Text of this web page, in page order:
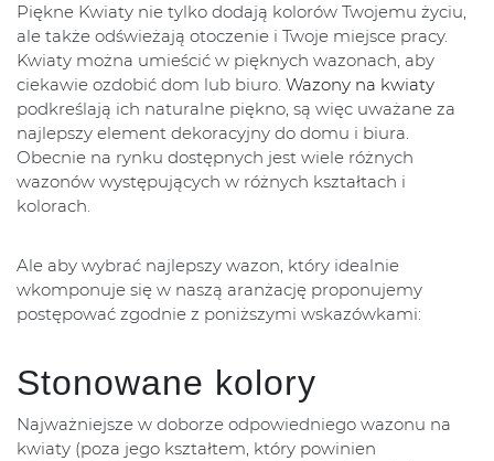
Piękne Kwiaty nie tylko dodają kolorów Twojemu życiu,
ale także odświeżają otoczenie i Twoje miejsce pracy.
Kwiaty można umieścić w pięknych wazonach, aby
ciekawie ozdobić dom lub biuro. Wazony na kwiaty
podkreślają ich naturalne piękno, są więc uważane za
najlepszy element dekoracyjny do domu i biura.
Obecnie na rynku dostępnych jest wiele różnych
wazonów występujących w różnych kształtach i
kolorach.
Ale aby wybrać najlepszy wazon, który idealnie
wkomponuje się w naszą aranżację proponujemy
postępować zgodnie z poniższymi wskazówkami:
Stonowane kolory
Najważniejsze w doborze odpowiedniego wazonu na
kwiaty (poza jego kształtem, który powinien